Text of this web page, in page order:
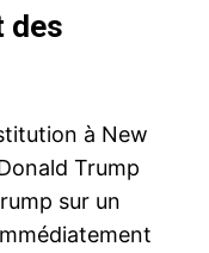
des
à New
Trump
sur un